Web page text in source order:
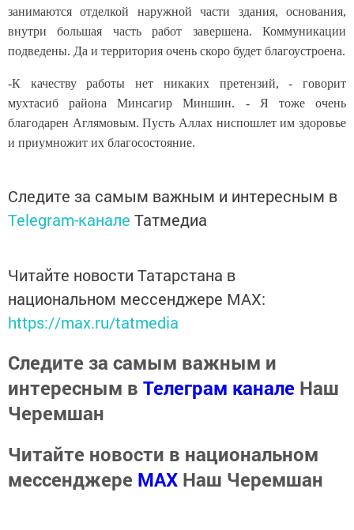
занимаются отделкой наружной части здания, основания,
внутри большая часть работ завершена. Коммуникации
подведены. Да и территория очень скоро будет благоустроена.
-К качеству работы нет никаких претензий, - говорит
мухтасиб района Минсагир Миншин. - Я тоже очень
благодарен Аглямовым. Пусть Аллах ниспошлет им здоровье
и приумножит их благосостояние.
Следите за самым важным и интересным в
Telegram-канале Татмедиа
Читайте новости Татарстана в
национальном мессенджере MАХ:
https://max.ru/tatmedia
Следите за самым важным и
интересным в Телеграм канале Наш
Черемшан
Читайте новости в национальном
мессенджере MАХ Наш Черемшан